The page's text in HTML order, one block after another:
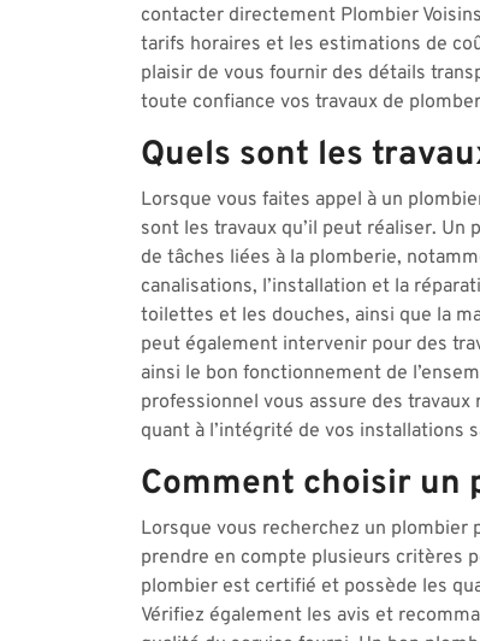
contacter directement Plombier
tarifs horaires et les estimations de
plaisir de vous fournir des détails
toute confiance vos travaux de
Quels sont les
Lorsque vous faites appel à un
sont les travaux qu’il peut réaliser.
de tâches liées à la plomberie,
canalisations, l’installation et la
toilettes et les douches, ainsi que la
peut également intervenir pour des
ainsi le bon fonctionnement de
professionnel vous assure des
quant à l’intégrité de vos installations
Comment choisir un
Lorsque vous recherchez un plombier
prendre en compte plusieurs critères
plombier est certifié et possède les
Vérifiez également les avis et